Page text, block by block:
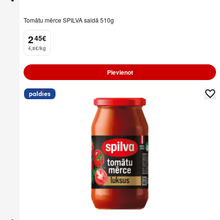
Tomātu mērce SPILVA saldā 510g
2
. 45€
4,8€/kg
Pievienot